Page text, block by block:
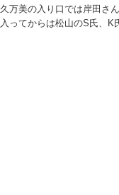
久万美の入り口では岸田さ
入ってからは松山のS氏、